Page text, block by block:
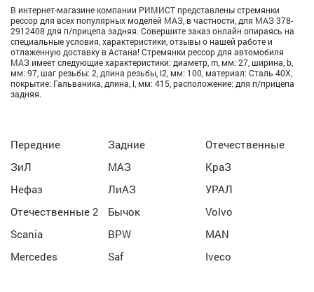
В интернет-магазине компании РИМИСТ представлены стремянки
рессор для всех популярных моделей МАЗ, в частности, для МАЗ 378-
2912408 для п/прицепа задняя. Совершите заказ онлайн опираясь на
специальные условия, характеристики, отзывы о нашей работе и
отлаженную доставку в Астана! Стремянки рессор для автомобиля
МАЗ имеет следующие характеристики: диаметр, m, мм: 27, ширина, b,
мм: 97, шаг резьбы: 2, длина резьбы, l2, мм: 100, материал: Сталь 40Х,
покрытие: Гальваника, длина, l, мм: 415, расположение: для п/прицепа
задняя.
Передние Задние
Отечественные
ЗиЛ
МАЗ
КраЗ
Нефаз
ЛиАЗ
УРАЛ
Отечественные 2
Бычок
Volvo
Scania
BPW
MAN
Mercedes
Saf Iveco